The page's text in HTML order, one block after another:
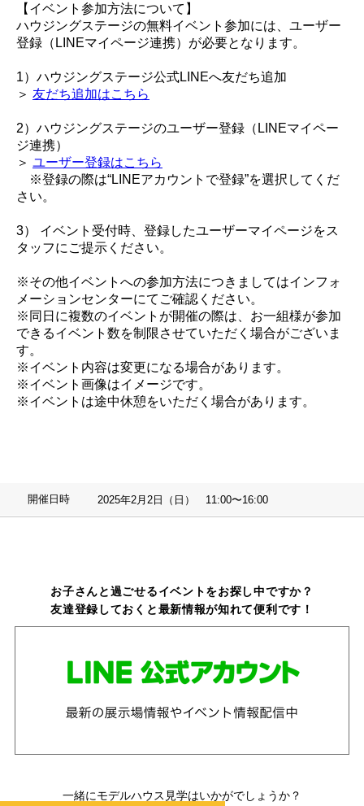
【イベント参加方法について】
ハウジングステージの無料イベント参加には、ユーザー
登録（LINEマイページ連携）が必要となります。
1）ハウジングステージ公式LINEへ友だち追加
＞ 友だち追加はこちら
2）ハウジングステージのユーザー登録（LINEマイペー
ジ連携）
＞ ユーザー登録はこちら
※登録の際は“LINEアカウントで登録”を選択してくだ
さい。
3） イベント受付時、登録したユーザーマイページをス
タッフにご提示ください。
※その他イベントへの参加方法につきましてはインフォ
メーションセンターにてご確認ください。
※同日に複数のイベントが開催の際は、お一組様が参加
できるイベント数を制限させていただく場合がございま
す。
※イベント内容は変更になる場合があります。
※イベント画像はイメージです。
※イベントは途中休憩をいただく場合があります。
開催日時 2025年2月2日（日） 11:00〜16:00
お子さんと過ごせるイベントをお探し中ですか？
友達登録しておくと最新情報が知れて便利です！
一緒にモデルハウス見学はいかがでしょうか？